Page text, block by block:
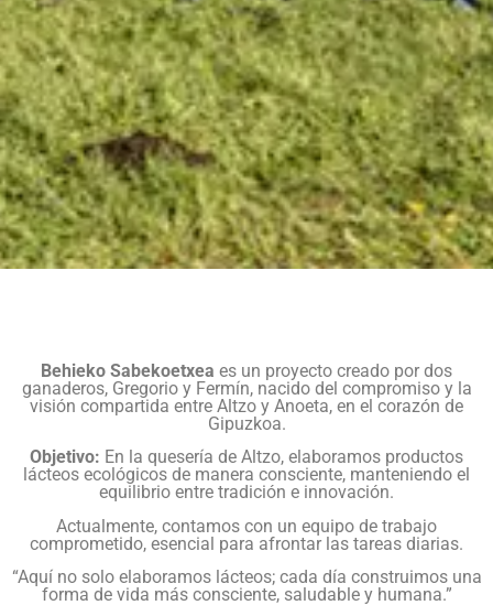
Behieko Sabekoetxea es un proyecto creado por dos
ganaderos, Gregorio y Fermín, nacido del compromiso y la
visión compartida entre Altzo y Anoeta, en el corazón de
Gipuzkoa.
Objetivo: En la quesería de Altzo, elaboramos productos
lácteos ecológicos de manera consciente, manteniendo el
equilibrio entre tradición e innovación.
Actualmente, contamos con un equipo de trabajo
comprometido, esencial para afrontar las tareas diarias.
“Aquí no solo elaboramos lácteos; cada día construimos una
forma de vida más consciente, saludable y humana.”